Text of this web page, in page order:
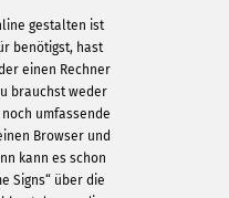
gestalten ist
benötigst, hast
einen Rechner
brauchst weder
umfassende
Browser und
kann es schon
Signs“ über die